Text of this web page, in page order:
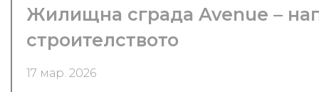
Жилищна сграда Avenue –
строителството
17 мар. 2026